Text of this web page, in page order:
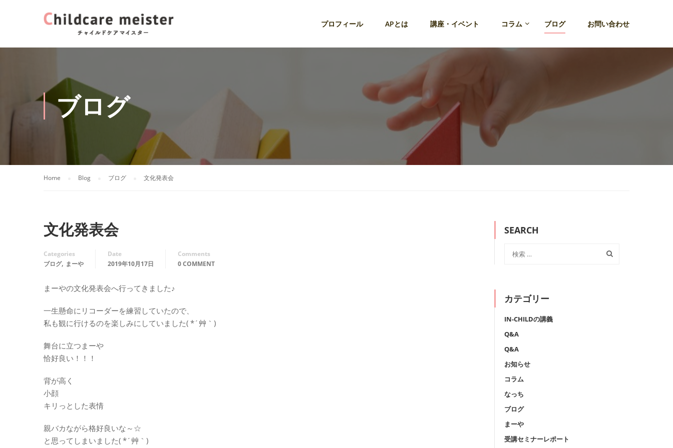
プロフィール APとは 講座・イベント コラム ブログ お問い合わせ
ブログ
Home Blog ブログ 文化発表会
文化発表会
Categories
ブログ, まーや
Date
2019年10月17日
Comments
0 COMMENT
まーやの文化発表会へ行ってきました♪
一生懸命にリコーダーを練習していたので、
私も観に行けるのを楽しみにしていました( *´艸｀)
舞台に立つまーや
恰好良い！！！
背が高く
小顔
キリっとした表情
親バカながら格好良いな～☆
と思ってしまいました( *´艸｀)
SEARCH
カテゴリー
IN-CHILDの講義
Q&A
Q&A
お知らせ
コラム
なっち
ブログ
まーや
受講セミナーレポート